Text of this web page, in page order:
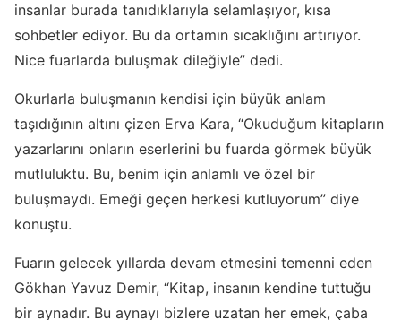
insanlar burada tanıdıklarıyla selamlaşıyor, kısa
sohbetler ediyor. Bu da ortamın sıcaklığını artırıyor.
Nice fuarlarda buluşmak dileğiyle” dedi.
Okurlarla buluşmanın kendisi için büyük anlam
taşıdığının altını çizen Erva Kara, “Okuduğum kitapların
yazarlarını onların eserlerini bu fuarda görmek büyük
mutluluktu. Bu, benim için anlamlı ve özel bir
buluşmaydı. Emeği geçen herkesi kutluyorum” diye
konuştu.
Fuarın gelecek yıllarda devam etmesini temenni eden
Gökhan Yavuz Demir, “Kitap, insanın kendine tuttuğu
bir aynadır. Bu aynayı bizlere uzatan her emek, çaba